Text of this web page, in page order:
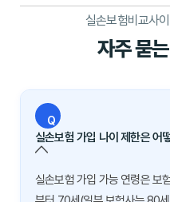
실손보험비교사
자주 묻
Q
실손보험 가입 나이 제한은 어
실손보험 가입 가능 연령은 보